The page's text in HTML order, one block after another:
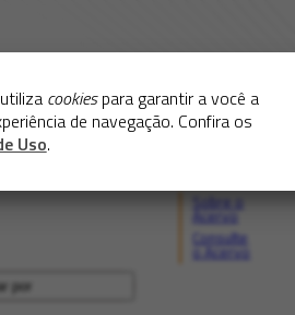
cookiespara garantir a você a
de navegação. Confira os
Uso.
Consulte